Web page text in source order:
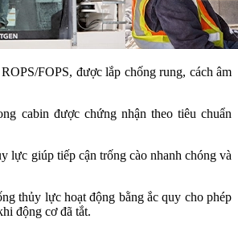
FOPS, được lắp chống rung, cách âm
cabin được chứng nhận theo tiêu chuẩn
lực giúp tiếp cận trống cào nhanh chóng và
thủy lực hoạt động bằng ắc quy cho phép
động cơ đã tắt.